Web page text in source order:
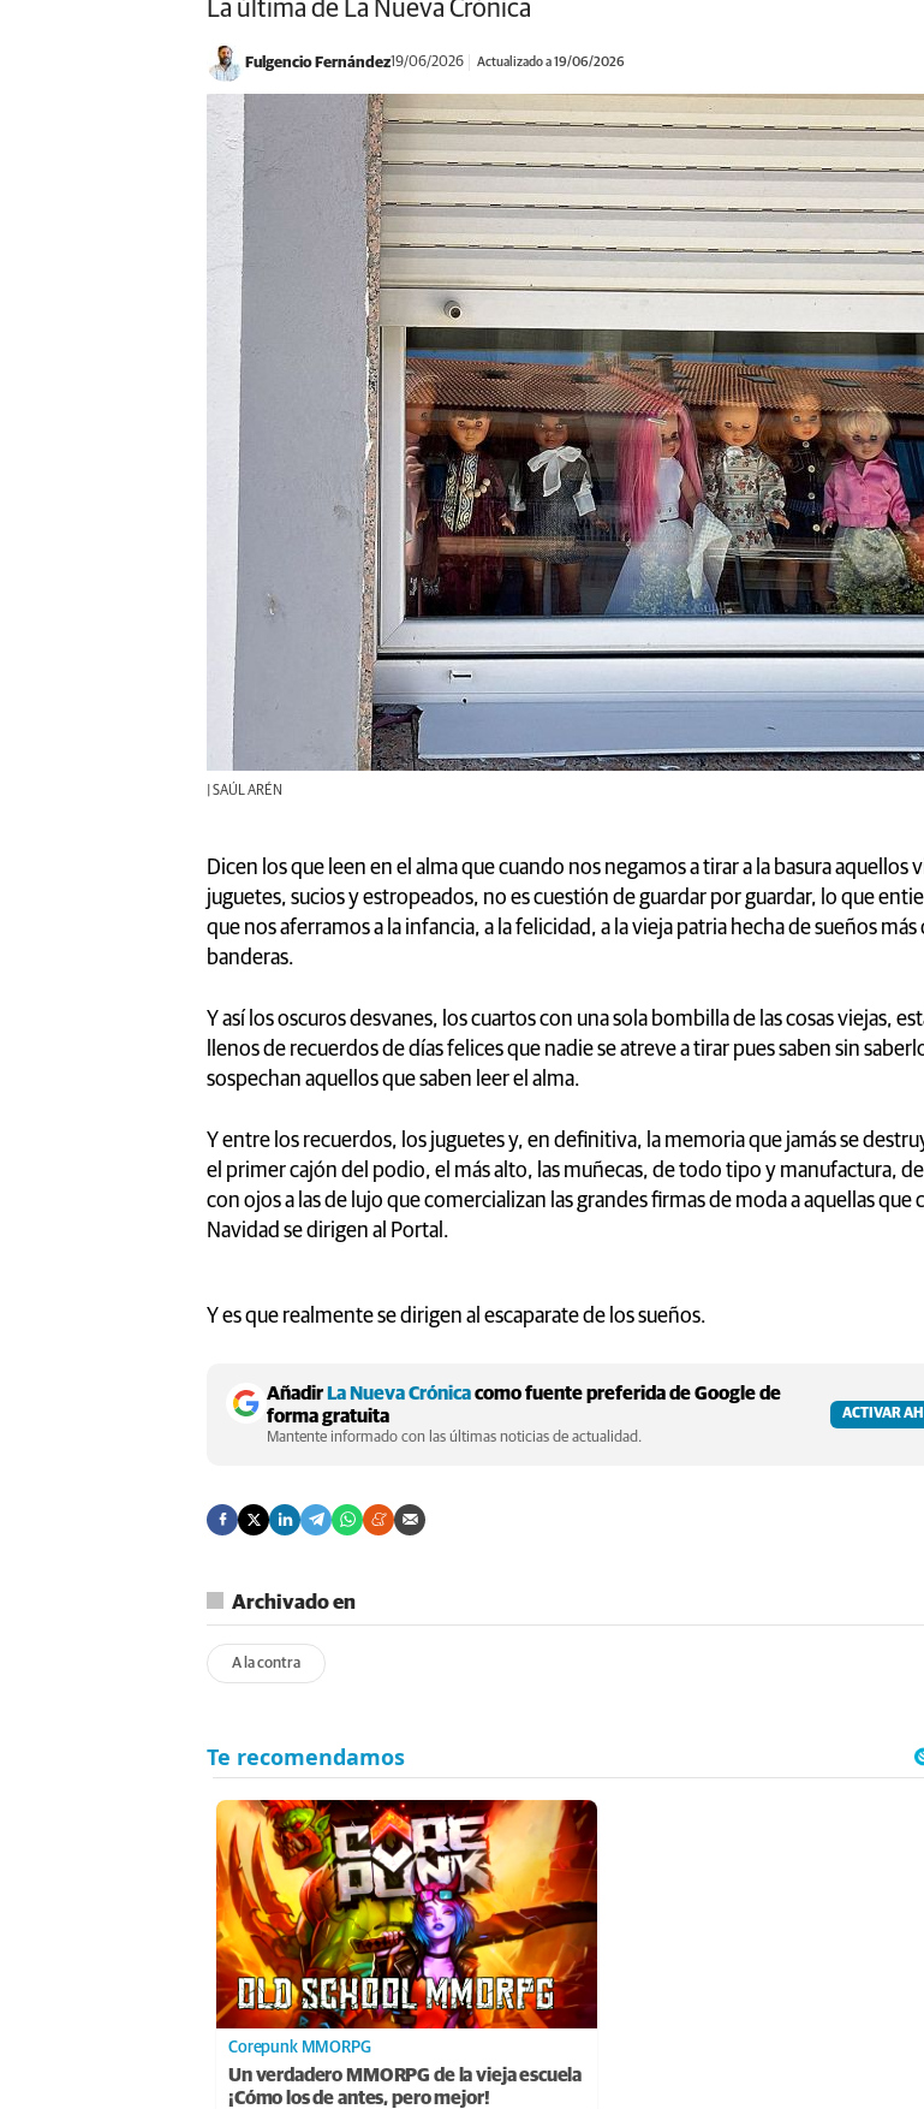
La última de La Nueva Crónica
Fulgencio Fernández19/06/2026 Actualizado a 19/06/2026
| SAÚL ARÉN
Dicen los que leen en el alma que cuando nos negamos a tirar a la basura aquellos
juguetes, sucios y estropeados, no es cuestión de guardar por guardar, lo que
que nos aferramos a la infancia, a la felicidad, a la vieja patria hecha de sueños más
banderas.
Y así los oscuros desvanes, los cuartos con una sola bombilla de las cosas viejas,
llenos de recuerdos de días felices que nadie se atreve a tirar pues saben sin
sospechan aquellos que saben leer el alma.
Y entre los recuerdos, los juguetes y, en definitiva, la memoria que jamás se
el primer cajón del podio, el más alto, las muñecas, de todo tipo y manufactura,
con ojos a las de lujo que comercializan las grandes firmas de moda a aquellas que
Navidad se dirigen al Portal.
Y es que realmente se dirigen al escaparate de los sueños.
AñadirLa Nueva Crónicacomo fuente preferida de Google de
forma gratuita
Mantente informado con las últimas noticias de actualidad.
ACTIVAR
Archivado en
A la contra
Corepunk MMORPG
Un verdadero MMORPG de la vieja escuela
¡Cómo los de antes, pero mejor!